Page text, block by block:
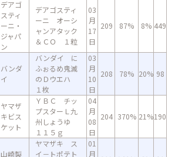
デアゴ
スティ
ーニ・
ジャパ
ン
デアゴスティ
ーニ オーシ
ャンアタック
＆ＣＯ １粒
03
月
17
日
209 87% 8% 449
バンダ
イ
バンダイ に
ふぉるめ鬼滅
のＤウエハ
１枚
03
月
10
日
208 78% 20% 98
ヤマザ
キビス
ケット
ＹＢＣ チッ
プスターＬ九
州しょうゆ
１１５ｇ
04
月
08
日
204 370% 21%190
山崎製
ヤマザキ ス
イ－トポテト
01
月